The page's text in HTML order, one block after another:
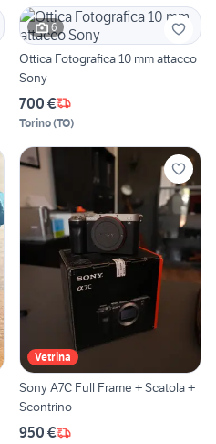
6
Ottica Fotografica 10 mm attacco
Sony
700 €
Torino(TO)
Vetrina
Sony A7C Full Frame + Scatola +
Scontrino
950 €